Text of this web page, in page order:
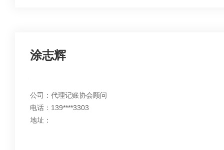
涂志辉
公司：代理记账协会顾问
电话：139****3303
地址：